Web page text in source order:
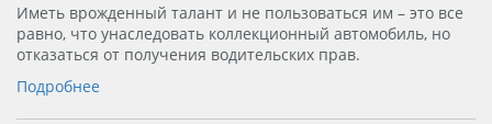
Иметь врожденный талант и не пользоваться им – это все
равно, что унаследовать коллекционный автомобиль, но
отказаться от получения водительских прав.
Подробнее